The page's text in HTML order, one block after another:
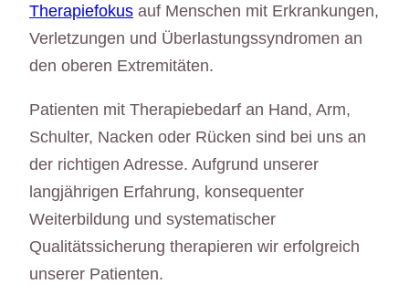
Therapiefokus auf Menschen mit Erkrankungen,
Verletzungen und Überlastungssyndromen an
den oberen Extremitäten.
Patienten mit Therapiebedarf an Hand, Arm,
Schulter, Nacken oder Rücken sind bei uns an
der richtigen Adresse. Aufgrund unserer
langjährigen Erfahrung, konsequenter
Weiterbildung und systematischer
Qualitätssicherung therapieren wir erfolgreich
unserer Patienten.